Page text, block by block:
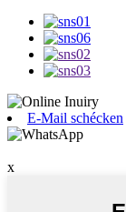
E-Mail schécken
x